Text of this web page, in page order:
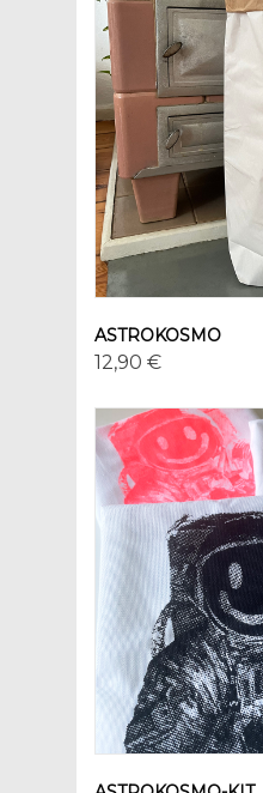
ASTROKOSMO
12,90 €